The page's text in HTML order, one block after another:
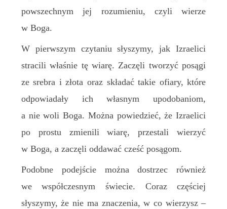
powszechnym jej rozumieniu, czyli wierze
w Boga.
W pierwszym czytaniu słyszymy, jak Izraelici
stracili właśnie tę wiarę. Zaczęli tworzyć posągi
ze srebra i złota oraz składać takie ofiary, które
odpowiadały ich własnym upodobaniom,
a nie woli Boga. Można powiedzieć, że Izraelici
po prostu zmienili wiarę, przestali wierzyć
w Boga, a zaczęli oddawać cześć posągom.
Podobne podejście można dostrzec również
we współczesnym świecie. Coraz częściej
słyszymy, że nie ma znaczenia, w co wierzysz –